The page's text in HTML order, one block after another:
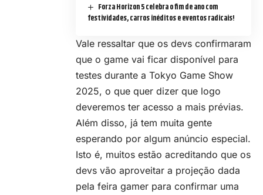
Forza Horizon 5 celebra o fim de ano com
festividades, carros inéditos e eventos radicais!
Vale ressaltar que os devs confirmaram
que o game vai ficar disponível para
testes durante a Tokyo Game Show
2025, o que quer dizer que logo
deveremos ter acesso a mais prévias.
Além disso, já tem muita gente
esperando por algum anúncio especial.
Isto é, muitos estão acreditando que os
devs vão aproveitar a projeção dada
pela feira gamer para confirmar uma